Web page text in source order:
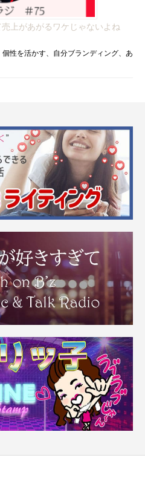
上があがるワケじゃないよね
性を活かす、自分ブランディング、あ